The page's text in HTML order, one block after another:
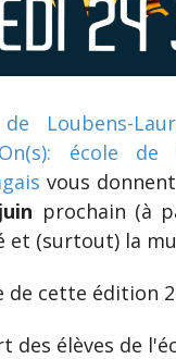
Loubens-
école de
vous
prochain (à
et (surtout) la
de cette édition
des élèves de